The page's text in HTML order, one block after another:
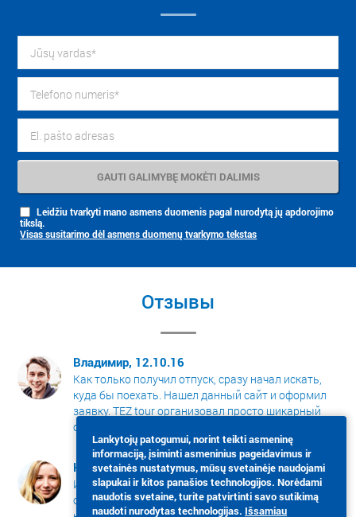
Leidžiu tvarkyti mano asmens duomenis pagal nurodytą jų apdorojimo
tikslą.
Visas susitarimo dėl asmens duomenų tvarkymo tekstas
Отзывы
Владимир, 12.10.16
Как только получил отпуск, сразу начал искать,
куда бы поехать. Нашел данный сайт и оформил
заявку. TEZ tour организовал просто шикарный
отдых в Египте, советую теперь всем знакомым!
Наталья, 14.11.16
Искала хорошее место для летнего отдыха,
обратилась в данную компанию. Подобрали тур,
Lankytojų patogumui, norint teikti asmeninę
informaciją, įsiminti asmeninius pageidavimus ir
svetainės nustatymus, mūsų svetainėje naudojami
slapukai ir kitos panašios technologijos. Norėdami
naudotis svetaine, turite patvirtinti savo sutikimą
naudoti nurodytas technologijas. Išsamiau